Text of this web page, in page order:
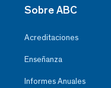
Sobre ABC
Acreditaciones
Enseñanza
Informes Anuales